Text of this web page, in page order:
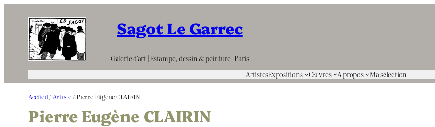
contenu
Sagot Le Garrec
Galerie d’art | Estampe, dessin & peinture | Paris
ArtistesExpositions Œuvres A propos Ma sélection
Accueil / Artiste/ Pierre Eugène CLAIRIN
Pierre Eugène CLAIRIN